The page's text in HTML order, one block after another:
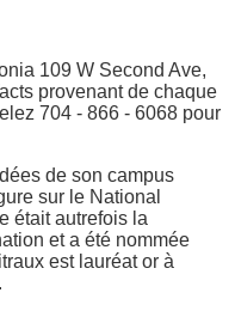
109 W Second Ave,
provenant de chaque
704 - 866 - 6068 pour
de son campus
sur le National
était autrefois la
et a été nommée
est lauréat or à